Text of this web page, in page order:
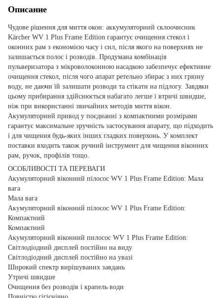
Описание
Чудове рішення для миття окон: аккумуляторний склоочисник
Kärcher WV 1 Plus Frame Edition гарантує очищення стекол і
оконних рам з економією часу і сил, після якого на поверхнях не
залишається полос і розводів. Продумана комбінація
пульверизатора з мікроволоконною насадкою забезпечує ефективне
очищення стекол, після чого апарат ретельно збирає з них грязну
воду, не даючи їй залишати розводи та стікати на підлогу. Завдяки
цьому прибирання здійснюється набагато легше і втричі швидше,
ніж при використанні звичайних методів миття вікон.
Акумуляторний привод у поєднанні з компактними розмірами
гарантує максимальне зручність застосування апарату, що підходить
і для чищення будь-яких інших гладких поверхонь. У комплект
поставки входить також ручний інструмент для чищення віконних
рам, ручок, профілів тощо.
ОСОБЛИВОСТІ ТА ПЕРЕВАГИ
Акумуляторний віконний пілосос WV 1 Plus Frame Edition: Мала
вага
Мала вага
Акумуляторний віконний пілосос WV 1 Plus Frame Edition:
Компактний
Компактний
Акумуляторний віконний пилосос WV 1 Plus Frame Edition:
Світлодіодний дисплей постійно на виду
Світлодіодний дисплей постійно на увазі
Широкий спектр вирішуваних завдань
Утричі швидше
Очищення без розводів і крапель води